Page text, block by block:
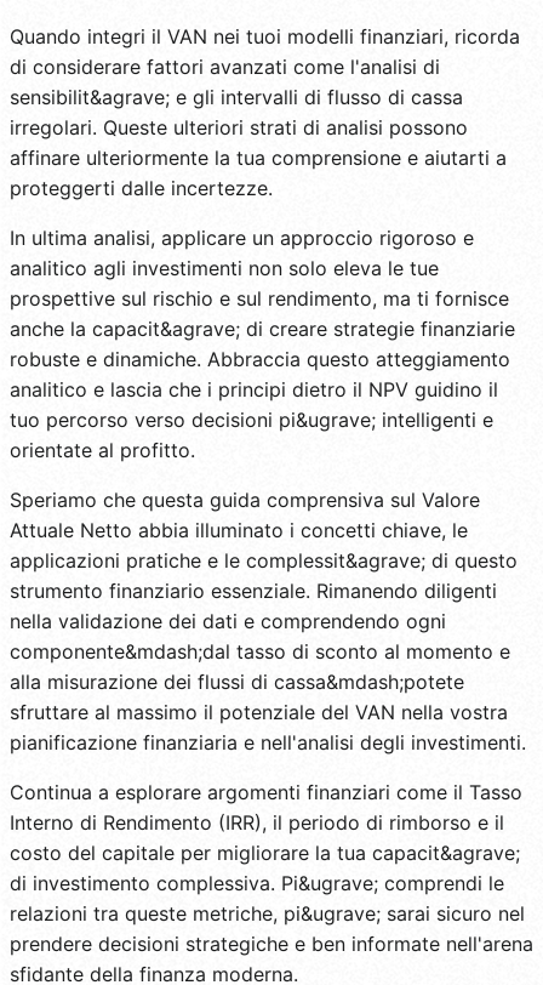
Quando integri il VAN nei tuoi modelli finanziari, ricorda
di considerare fattori avanzati come l'analisi di
sensibilit&agrave; e gli intervalli di flusso di cassa
irregolari. Queste ulteriori strati di analisi possono
affinare ulteriormente la tua comprensione e aiutarti a
proteggerti dalle incertezze.
In ultima analisi, applicare un approccio rigoroso e
analitico agli investimenti non solo eleva le tue
prospettive sul rischio e sul rendimento, ma ti fornisce
anche la capacit&agrave; di creare strategie finanziarie
robuste e dinamiche. Abbraccia questo atteggiamento
analitico e lascia che i principi dietro il NPV guidino il
tuo percorso verso decisioni pi&ugrave; intelligenti e
orientate al profitto.
Speriamo che questa guida comprensiva sul Valore
Attuale Netto abbia illuminato i concetti chiave, le
applicazioni pratiche e le complessit&agrave; di questo
strumento finanziario essenziale. Rimanendo diligenti
nella validazione dei dati e comprendendo ogni
componente&mdash;dal tasso di sconto al momento e
alla misurazione dei flussi di cassa&mdash;potete
sfruttare al massimo il potenziale del VAN nella vostra
pianificazione finanziaria e nell'analisi degli investimenti.
Continua a esplorare argomenti finanziari come il Tasso
Interno di Rendimento (IRR), il periodo di rimborso e il
costo del capitale per migliorare la tua capacit&agrave;
di investimento complessiva. Pi&ugrave; comprendi le
relazioni tra queste metriche, pi&ugrave; sarai sicuro nel
prendere decisioni strategiche e ben informate nell'arena
sfidante della finanza moderna.